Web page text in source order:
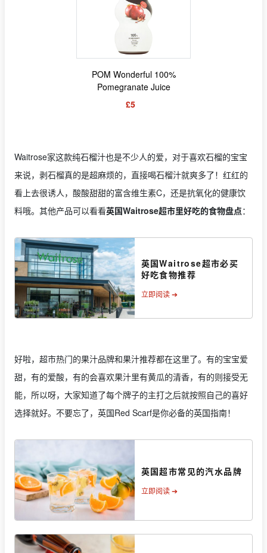
POM Wonderful 100%
Pomegranate Juice
£5
Waitrose家这款纯石榴汁也是不少人的爱，对于喜欢石榴的宝宝
来说，剥石榴真的是超麻烦的，直接喝石榴汁就爽多了！红红的
看上去很诱人，酸酸甜甜的富含维生素C，还是抗氧化的健康饮
料哦。其他产品可以看看英国Waitrose超市里好吃的食物盘点：
英国Waitrose超市必买
好吃食物推荐
立即阅读 ➔
好啦，超市热门的果汁品牌和果汁推荐都在这里了。有的宝宝爱
甜，有的爱酸，有的会喜欢果汁里有黄瓜的清香，有的则接受无
能，所以呀，大家知道了每个牌子的主打之后就按照自己的喜好
选择就好。不要忘了，英国Red Scarf是你必备的英国指南！
英国超市常见的汽水品牌
立即阅读 ➔